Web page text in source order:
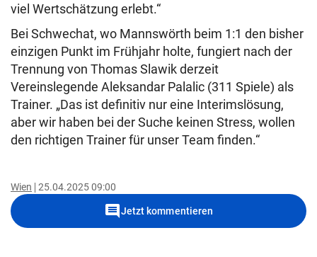
viel Wertschätzung erlebt.“
Bei Schwechat, wo Mannswörth beim 1:1 den bisher
einzigen Punkt im Frühjahr holte, fungiert nach der
Trennung von Thomas Slawik derzeit
Vereinslegende Aleksandar Palalic (311 Spiele) als
Trainer. „Das ist definitiv nur eine Interimslösung,
aber wir haben bei der Suche keinen Stress, wollen
den richtigen Trainer für unser Team finden.“
Wien 25.04.2025 09:00
commentJetzt kommentieren